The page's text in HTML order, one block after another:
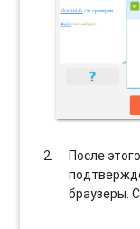
После
браузеры.